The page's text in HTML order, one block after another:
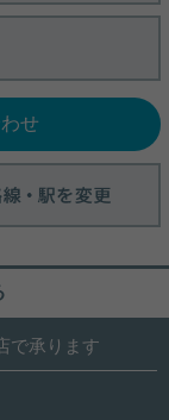
有り！ ４階は4月下旬
詳細を見る
せ
で承ります